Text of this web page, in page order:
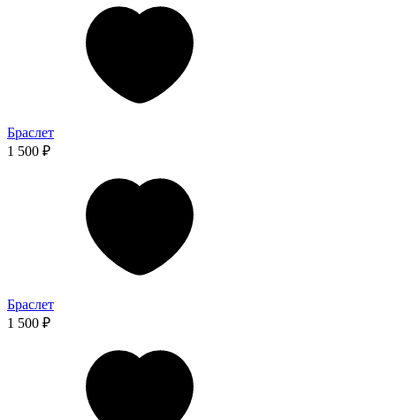
Браслет
1 500 ₽
Браслет
1 500 ₽